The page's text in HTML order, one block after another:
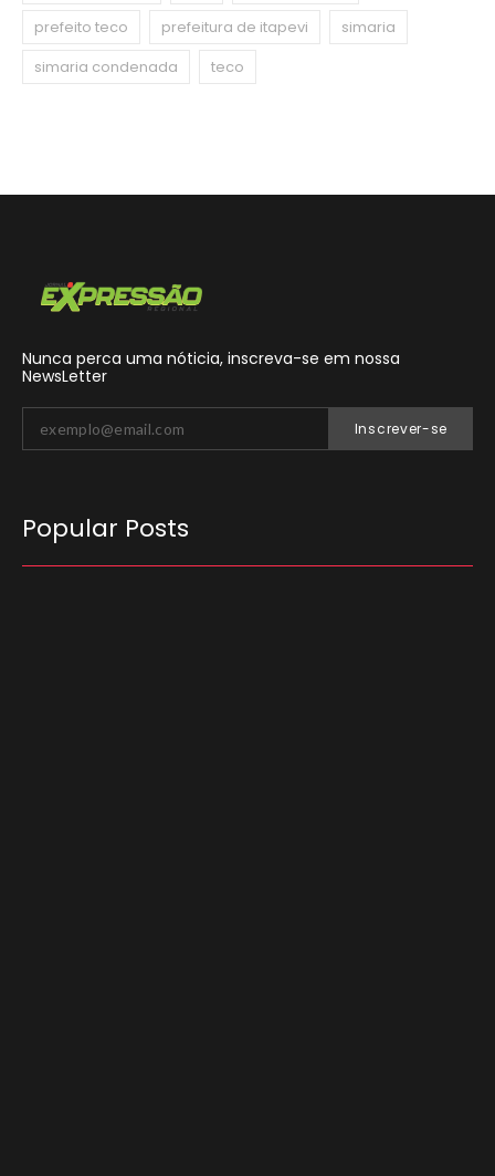
prefeito teco
prefeitura de itapevi
simaria
simaria condenada
teco
Nunca perca uma nóticia, inscreva-se em nossa
NewsLetter
Inscrever-se
Popular Posts